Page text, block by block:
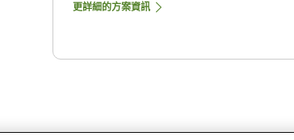
更詳細的方案資訊